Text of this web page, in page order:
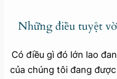
Những điều tuyệt
Có điều gì đó lớn lao
của chúng tôi đang